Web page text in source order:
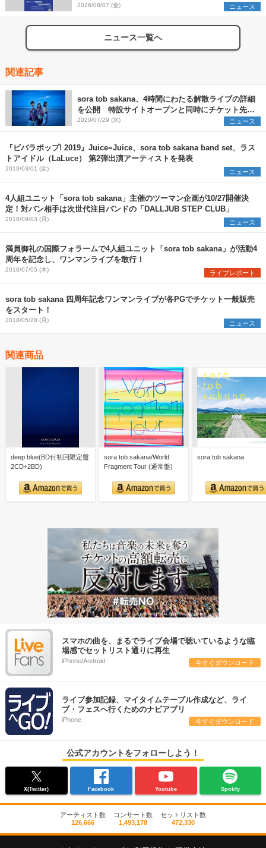
2026/08/07 (金) ニュース
ニュース一覧へ
関連記事
sora tob sakana、4時間にわたる解散ライブの詳細
を公開 特設サイトオープンと同時にチケット先行
も開始
2020/07/29 (水) ニュース
『ビバラポップ! 2019』Juice=Juice、sora tob sakana band set、ラス
トアイドル（LaLuce） 第2弾出演アーティストを発表
2019/03/01 (金) ニュース
4人組ユニット「sora tob sakana」主催のツーマン企画が10/27開催決
定！対バン相手は次世代注目バンドの「DALLJUB STEP CLUB」
2018/09/03 (月) ニュース
満員御礼の国際フォラームで4人組ユニット「sora tob sakana」が活動4
周年を記念し、ワンマンライブを敢行！
2018/07/05 (木) ライブレポート
sora tob sakana 四周年記念ワンマンライブが各PGでチケット一般販売
をスタート！
2018/05/28 (月) ニュース
関連商品
deep blue(BD付初回限定盤
2CD+2BD)
sora tob sakana/World
Fragment Tour (通常盤)
sora tob sakana
スマホの曲を、まるでライブ会場で聴いているような臨
場感でセットリスト通りに再生
iPhone/Android 今すぐダウンロード
ライブ参加記録、マイタイムテーブル作成など、ライ
ブ・フェスへ行くためのナビアプリ
iPhone 今すぐダウンロード
公式アカウントをフォローしよう！
X(Twitter) Facebook Youtube Spotify
アーティスト数
126,666
コンサート数
1,493,178
セットリスト数
472,330